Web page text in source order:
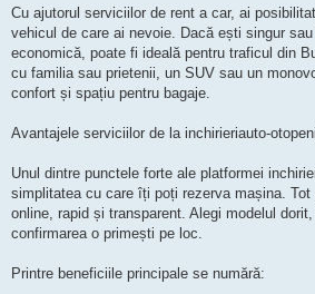
Cu ajutorul serviciilor de rent a car, ai
vehicul de care ai nevoie. Dacă ești singur
economică, poate fi ideală pentru traficul din
cu familia sau prietenii, un SUV sau un
confort și spațiu pentru bagaje.
Avantajele serviciilor de la inchirieriauto-
Unul dintre punctele forte ale platformei
simplitatea cu care îți poți rezerva mașina.
online, rapid și transparent. Alegi modelul
confirmarea o primești pe loc.
Printre beneficiile principale se numără: